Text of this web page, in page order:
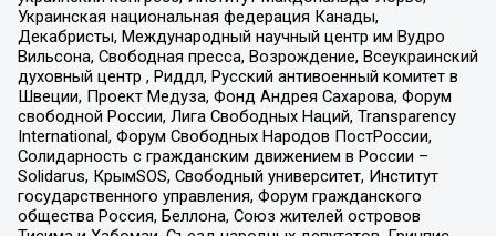
Украинская национальная федерация Канады,
Декабристы, Международный научный центр им Вудро
Вильсона, Свободная пресса, Возрождение, Всеукраинский
духовный центр , Риддл, Русский антивоенный комитет в
Швеции, Проект Медуза, Фонд Андрея Сахарова, Форум
свободной России, Лига Свободных Наций, Transparеncy
International, Форум Свободных Народов ПостРоссии,
Солидарность с гражданским движением в России –
Solidarus, КрымSOS, Свободный университет, Институт
государственного управления, Форум гражданского
общества Россия, Беллона, Союз жителей островов